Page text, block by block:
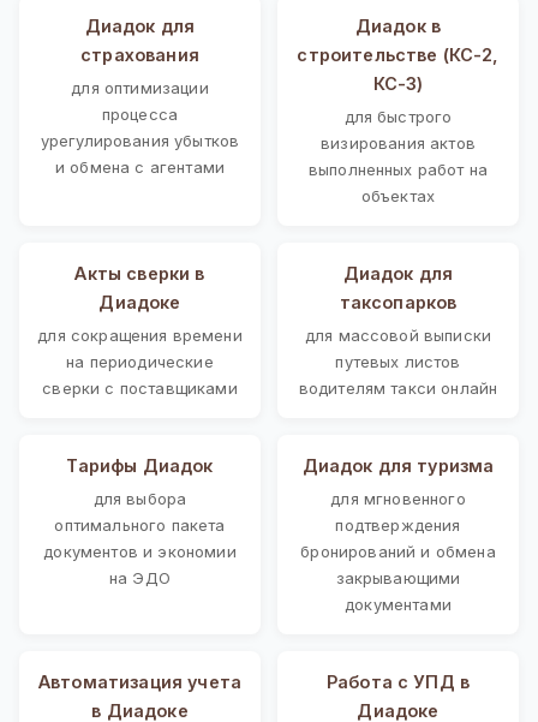
Диадок для
страхования
для оптимизации
процесса
урегулирования убытков
и обмена с агентами
Диадок в
строительстве (КС-2,
КС-3)
для быстрого
визирования актов
выполненных работ на
объектах
Акты сверки в
Диадоке
для сокращения времени
на периодические
сверки с поставщиками
Диадок для
таксопарков
для массовой выписки
путевых листов
водителям такси онлайн
Тарифы Диадок
для выбора
оптимального пакета
документов и экономии
на ЭДО
Диадок для туризма
для мгновенного
подтверждения
бронирований и обмена
закрывающими
документами
Автоматизация учета
в Диадоке
Работа с УПД в
Диадоке